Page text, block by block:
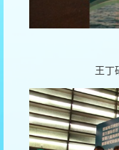
王丁